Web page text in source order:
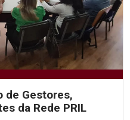
de Gestores,
da Rede PRIL